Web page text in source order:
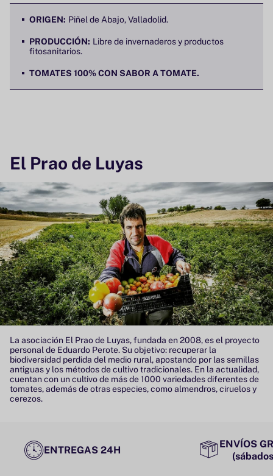
ORIGEN: Piñel de Abajo, Valladolid.
PRODUCCIÓN: Libre de invernaderos y productos
fitosanitarios.
TOMATES 100% CON SABOR A TOMATE.
El Prao de Luyas
La asociación El Prao de Luyas, fundada en 2008, es el proyecto
personal de Eduardo Perote. Su objetivo: recuperar la
biodiversidad perdida del medio rural, apostando por las semillas
antiguas y los métodos de cultivo tradicionales. En la actualidad,
cuentan con un cultivo de más de 1000 variedades diferentes de
tomates, además de otras especies, como almendros, ciruelos y
cerezos.
ENTREGAS 24H
ENVÍOS